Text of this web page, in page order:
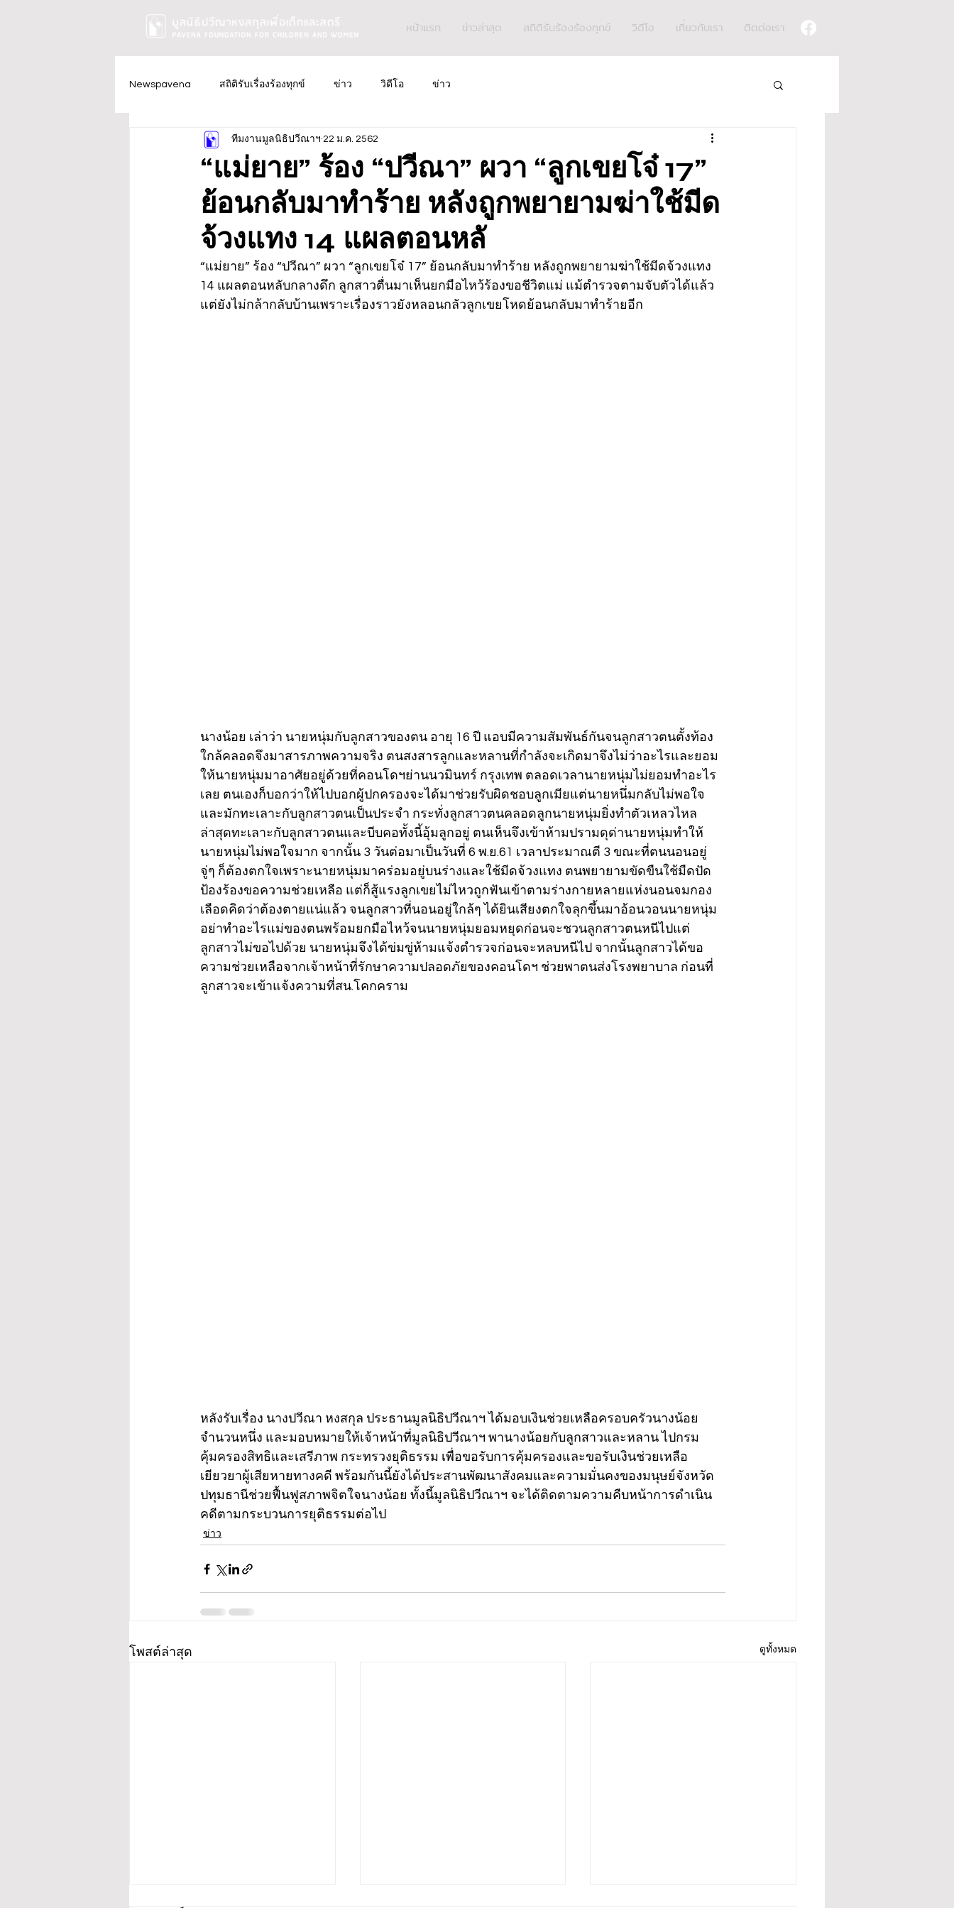
หน้าแรก ข่าวล่าสุด สถิติรับร้องร้องทุกข์ วิดีโอ เกี่ยวกับเรา ติดต่อเรา
Newspavena สถิติรับเรื่องร้องทุกข์ ข่าว วิดีโอ ข่าว
“แม่ยาย” ร้อง “ปวีณา” ผวา “ลูกเขยโจ๋ 17”
ย้อนกลับมาทำร้าย หลังถูกพยายามฆ่าใช้มีด
จ้วงแทง 14 แผลตอนหลั
ทีมงานมูลนิธิปวีณาฯ 22 ม.ค. 2562
“แม่ยาย” ร้อง “ปวีณา” ผวา “ลูกเขยโจ๋ 17” ย้อนกลับมาทำร้าย หลังถูกพยายามฆ่าใช้มีดจ้วงแทง
14 แผลตอนหลับกลางดึก ลูกสาวตื่นมาเห็นยกมือไหว้ร้องขอชีวิตแม่ แม้ตำรวจตามจับตัวได้แล้ว
แต่ยังไม่กล้ากลับบ้านเพราะเรื่องราวยังหลอนกลัวลูกเขยโหดย้อนกลับมาทำร้ายอีก
นางน้อย เล่าว่า นายหนุ่มกับลูกสาวของตน อายุ 16 ปี แอบมีความสัมพันธ์กันจนลูกสาวตนตั้งท้อง
ใกล้คลอดจึงมาสารภาพความจริง ตนสงสารลูกและหลานที่กำลังจะเกิดมาจึงไม่ว่าอะไรและยอม
ให้นายหนุ่มมาอาศัยอยู่ด้วยที่คอนโดฯย่านนวมินทร์ กรุงเทพ ตลอดเวลานายหนุ่มไม่ยอมทำอะไร
เลย ตนเองก็บอกว่าให้ไปบอกผู้ปกครองจะได้มาช่วยรับผิดชอบลูกเมียแต่นายหนึ่มกลับไม่พอใจ
และมักทะเลาะกับลูกสาวตนเป็นประจำ กระทั่งลูกสาวตนคลอดลูกนายหนุ่มยิ่งทำตัวเหลวไหล
ล่าสุดทะเลาะกับลูกสาวตนและบีบคอทั้งนี้อุ้มลูกอยู่ ตนเห็นจึงเข้าห้ามปรามดุด่านายหนุ่มทำให้
นายหนุ่มไม่พอใจมาก จากนั้น 3 วันต่อมาเป็นวันที่ 6 พ.ย.61 เวลาประมาณตี 3 ขณะที่ตนนอนอยู่
จู่ๆ ก็ต้องตกใจเพราะนายหนุ่มมาคร่อมอยู่บนร่างและใช้มีดจ้วงแทง ตนพยายามขัดขืนใช้มืดปัด
ป้องร้องขอความช่วยเหลือ แต่ก็สู้แรงลูกเขยไม่ไหวถูกฟันเข้าตามร่างกายหลายแห่งนอนจมกอง
เลือดคิดว่าต้องตายแน่แล้ว จนลูกสาวที่นอนอยู่ใกล้ๆ ได้ยินเสียงตกใจลุกขึ้นมาอ้อนวอนนายหนุ่ม
อย่าทำอะไรแม่ของตนพร้อมยกมือไหว้จนนายหนุ่มยอมหยุดก่อนจะชวนลูกสาวตนหนีไปแต่
ลูกสาวไม่ขอไปด้วย นายหนุ่มจึงได้ข่มขู่ห้ามแจ้งตำรวจก่อนจะหลบหนีไป จากนั้นลูกสาวได้ขอ
ความช่วยเหลือจากเจ้าหน้าที่รักษาความปลอดภัยของคอนโดฯ ช่วยพาตนส่งโรงพยาบาล ก่อนที่
ลูกสาวจะเข้าแจ้งความที่สน.โคกคราม
หลังรับเรื่อง นางปวีณา หงสกุล ประธานมูลนิธิปวีณาฯ ได้มอบเงินช่วยเหลือครอบครัวนางน้อย
จำนวนหนึ่ง และมอบหมายให้เจ้าหน้าที่มูลนิธิปวีณาฯ พานางน้อยกับลูกสาวและหลาน ไปกรม
คุ้มครองสิทธิและเสรีภาพ กระทรวงยุติธรรม เพื่อขอรับการคุ้มครองและขอรับเงินช่วยเหลือ
เยียวยาผู้เสียหายทางคดี พร้อมกันนี้ยังได้ประสานพัฒนาสังคมและความมั่นคงของมนุษย์จังหวัด
ปทุมธานีช่วยฟื้นฟูสภาพจิตใจนางน้อย ทั้งนี้มูลนิธิปวีณาฯ จะได้ติดตามความคืบหน้าการดำเนิน
คดีตามกระบวนการยุติธรรมต่อไป
ข่าว
โพสต์ล่าสุด ดูทั้งหมด